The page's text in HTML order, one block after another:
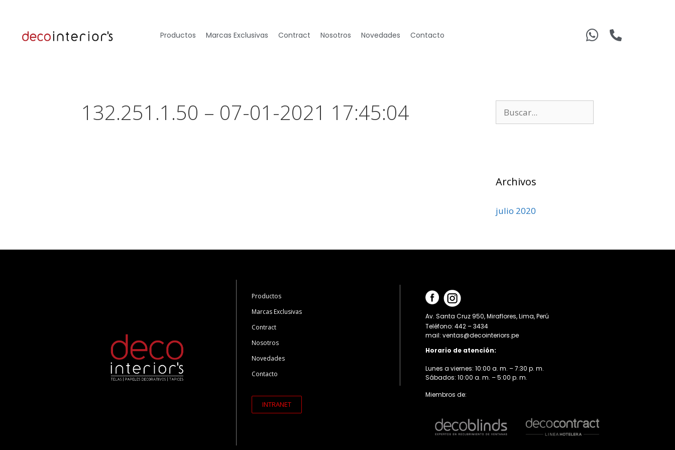
Productos Marcas Exclusivas Contract Nosotros Novedades Contacto
132.251.1.50 – 07-01-2021 17:45:04
Archivos
julio 2020
Productos
Marcas Exclusivas
Contract
Nosotros
Novedades
Contacto
INTRANET
Av. Santa Cruz 950, Miraflores, Lima, Perú
Teléfono: 442 – 3434
mail: ventas@decointeriors.pe
Horario de atención:
Lunes a viernes: 10:00 a. m. – 7:30 p. m.
Sábados: 10:00 a. m. – 5:00 p. m.
Miembros de: